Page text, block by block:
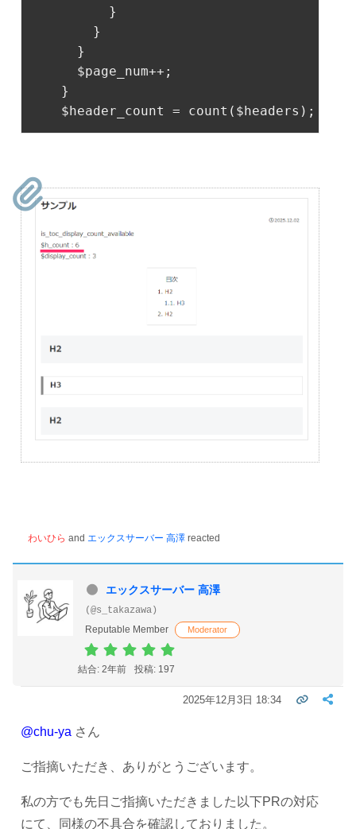
          }
        }
      }
      $page_num++;
    }
    $header_count = count($headers);
わいひら and エックスサーバー 高澤 reacted
エックスサーバー 高澤
(@s_takazawa)
Reputable Member
Moderator
結合: 2年前 投稿: 197
2025年12月3日 18:34
@chu-ya さん
ご指摘いただき、ありがとうございます。
私の方でも先日ご指摘いただきました以下PRの対応
にて、同様の不具合を確認しておりました。